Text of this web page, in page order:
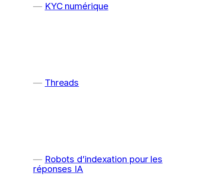
KYC numérique
Threads
Robots d’indexation pour les
réponses IA